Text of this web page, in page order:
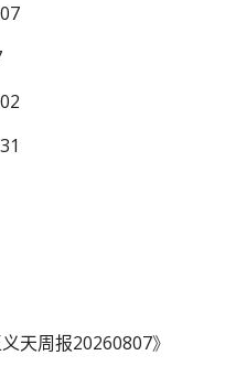
天周报20260807》